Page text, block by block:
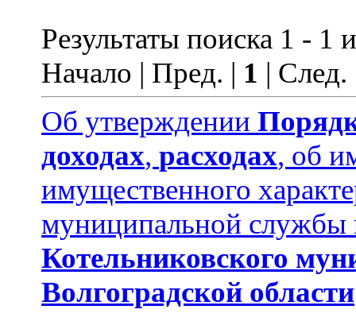
Результаты поиска 1 - 1
Начало | Пред. | 1 |
Об утверждении
доходах, расходах, об
имущественного
муниципальной службы
Котельниковского
Волгоградской области